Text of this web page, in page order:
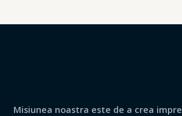
Misiunea noastra este de a crea